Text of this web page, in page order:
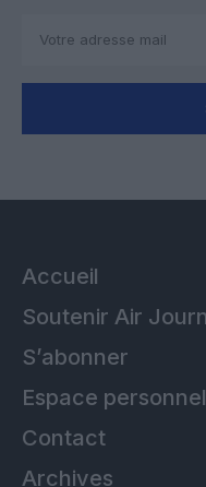
Accueil
Soutenir Air
S’abonner
Espace personnel
Contact
Archives